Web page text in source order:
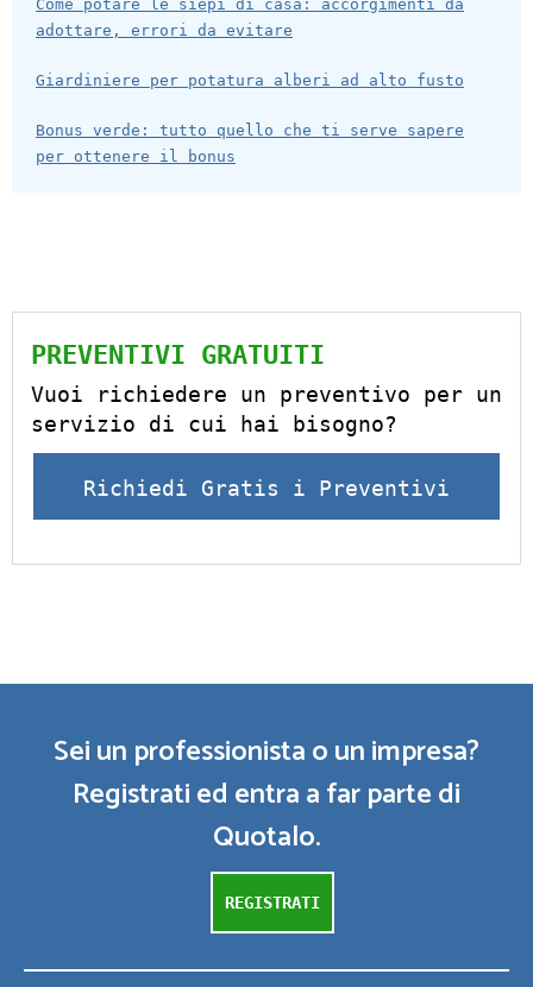
Come potare le siepi di casa: accorgimenti da
adottare, errori da evitare
Giardiniere per potatura alberi ad alto fusto
Bonus verde: tutto quello che ti serve sapere
per ottenere il bonus
PREVENTIVI GRATUITI
Vuoi richiedere un preventivo per un
servizio di cui hai bisogno?
Richiedi Gratis i Preventivi
Sei un professionista o un impresa?
Registrati ed entra a far parte di
Quotalo.
REGISTRATI